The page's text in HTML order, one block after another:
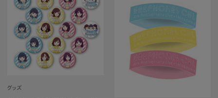
グッズ